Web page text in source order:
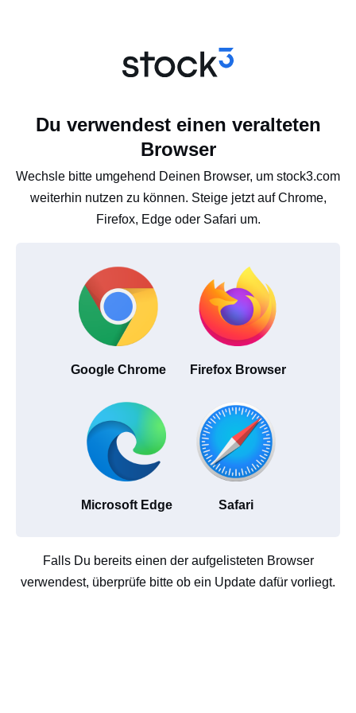
Du verwendest einen veralteten
Browser
Wechsle bitte umgehend Deinen Browser, um stock3.com
weiterhin nutzen zu können. Steige jetzt auf Chrome,
Firefox, Edge oder Safari um.
Google Chrome Firefox Browser
Microsoft Edge Safari
Falls Du bereits einen der aufgelisteten Browser
verwendest, überprüfe bitte ob ein Update dafür vorliegt.